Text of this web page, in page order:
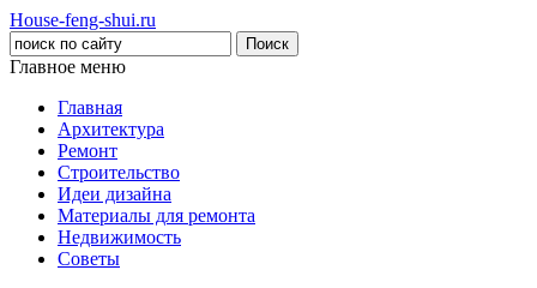
House-feng-shui.ru
Главное меню
Главная
Архитектура
Ремонт
Строительство
Идеи дизайна
Материалы для ремонта
Недвижимость
Советы